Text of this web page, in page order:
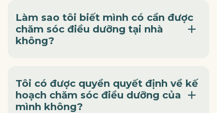
Làm sao tôi biết mình có cần được
chăm sóc điều dưỡng tại nhà
không?
Tôi có được quyền quyết định về kế
hoạch chăm sóc điều dưỡng của
mình không?